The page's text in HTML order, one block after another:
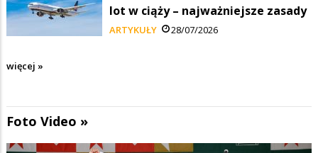
lot w ciąży – najważniejsze zasady
ARTYKUŁY 28/07/2026
więcej »
Foto Video »